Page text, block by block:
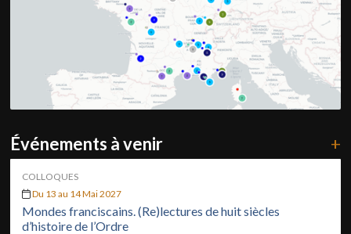
Événements à venir +
COLLOQUES
Du 13 au 14 Mai 2027
Mondes franciscains. (Re)lectures de huit siècles
d’histoire de l’Ordre